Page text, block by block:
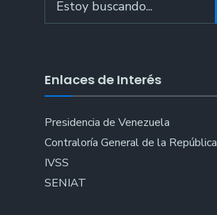
Enlaces de Interés
Presidencia de Venezuela
Contraloría General de la República
IVSS
SENIAT